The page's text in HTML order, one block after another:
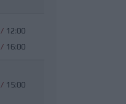
/ 12:00
/ 16:00
/ 15:00